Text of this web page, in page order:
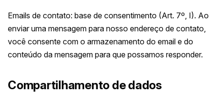
Emails de contato: base de consentimento (Art. 7º, I). Ao
enviar uma mensagem para nosso endereço de contato,
você consente com o armazenamento do email e do
conteúdo da mensagem para que possamos responder.
Compartilhamento de dados